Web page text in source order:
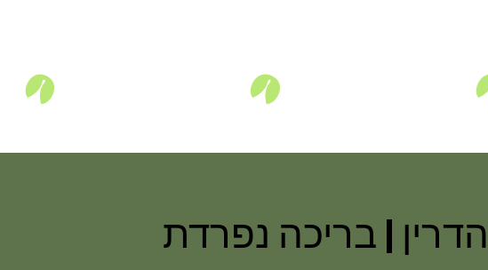
| בריכה נפרדת